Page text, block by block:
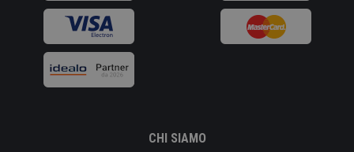
CHI SIAMO